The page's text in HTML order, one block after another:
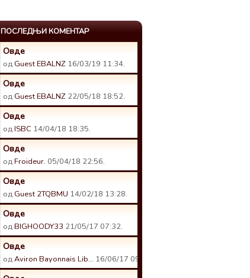
ПОСЛЕДЊИ КОМЕНТАР
Овде
од Guest EBALNZ 16/03/19 11:34.
Овде
од Guest EBALNZ 22/05/18 18:52.
Овде
одISBC 14/04/18 18:35.
Овде
одFroideur. 05/04/18 22:56.
Овде
од Guest 2TQBMU 14/02/18 13:28.
Овде
одBIGHOODY33 21/05/17 07:32.
Овде
одAviron Bayonnais Lib… 16/06/17 09:07.